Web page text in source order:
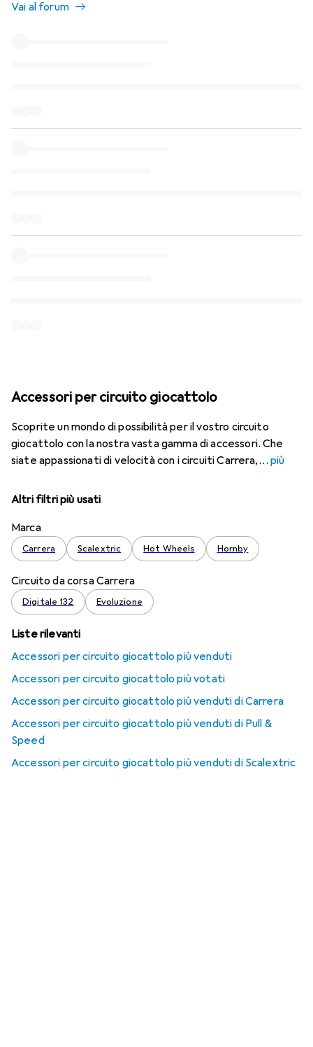
Vai al forum
Accessori per circuito giocattolo
Scoprite un mondo di possibilità per il vostro circuito
giocattolo con la nostra vasta gamma di accessori. Che
siate appassionati di velocità con i circuiti Carrera,
più
Altri filtri più usati
Marca
Carrera Scalextric Hot Wheels Hornby
Circuito da corsa Carrera
Digitale 132 Evoluzione
Liste rilevanti
Accessori per circuito giocattolo più venduti
Accessori per circuito giocattolo più votati
Accessori per circuito giocattolo più venduti di Carrera
Accessori per circuito giocattolo più venduti di Pull &
Speed
Accessori per circuito giocattolo più venduti di Scalextric